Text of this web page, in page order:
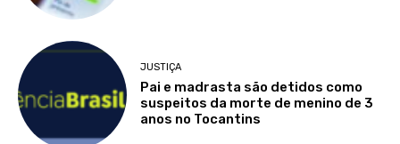
JUSTIÇA
Pai e madrasta são detidos como
suspeitos da morte de menino de 3
anos no Tocantins